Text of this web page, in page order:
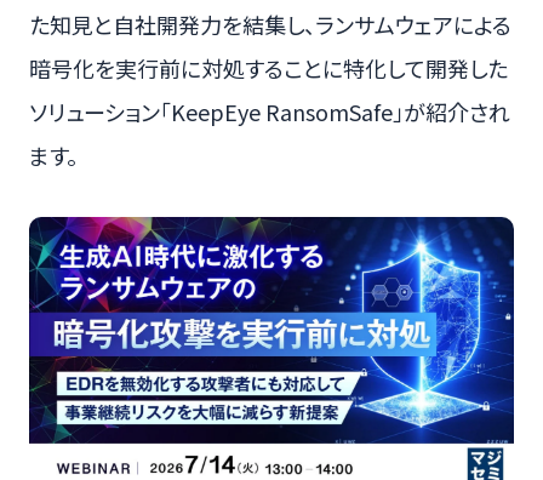
た知見と自社開発力を結集し、ランサムウェアによる
暗号化を実行前に対処することに特化して開発した
ソリューション「KeepEye RansomSafe」が紹介され
ます。